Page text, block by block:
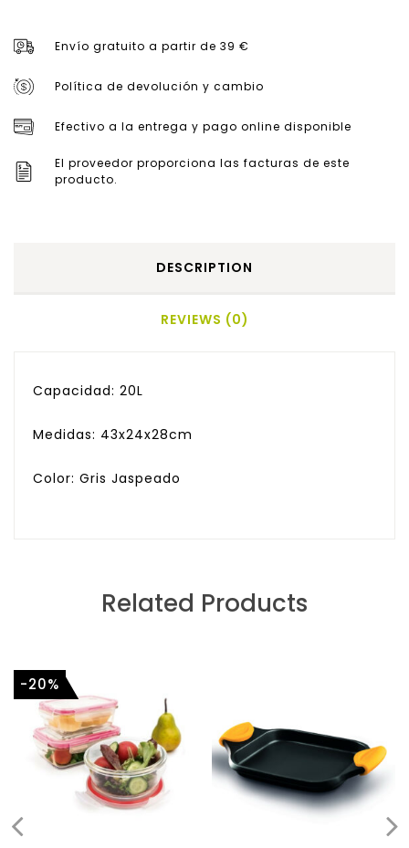
Envío gratuito a partir de 39 €
Política de devolución y cambio
Efectivo a la entrega y pago online disponible
El proveedor proporciona las facturas de este
producto.
DESCRIPTION
REVIEWS (0)
Capacidad: 20L
Medidas: 43x24x28cm
Color: Gris Jaspeado
Related Products
-20%